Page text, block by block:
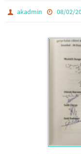
akadmin 08/02/